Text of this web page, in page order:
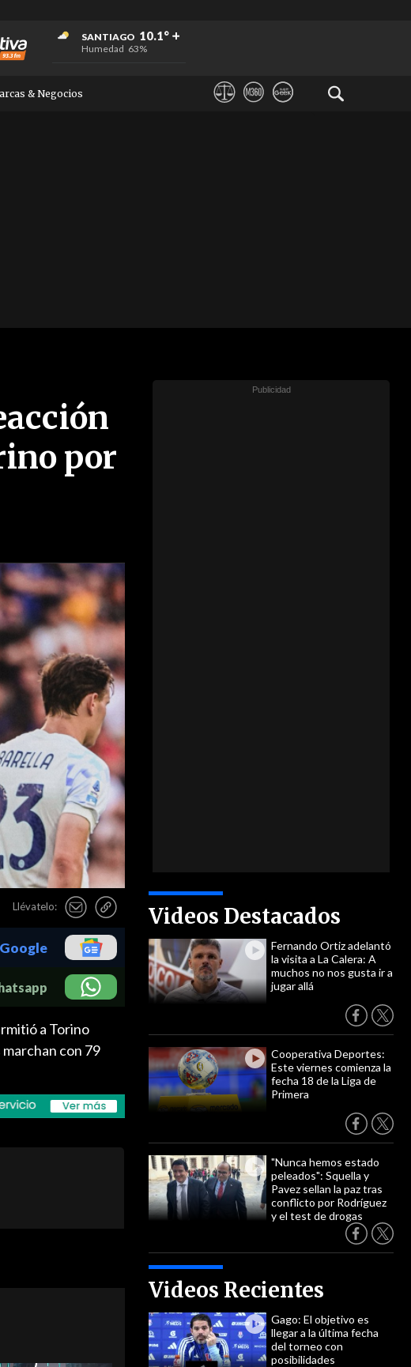
SANTIAGO 10.1°
Humedad 63%
+
+
+
& Negocios
por
Llévatelo: Videos Destacados
Fernando Ortiz adelantó
la visita a La Calera: A
muchos no nos gusta ir a
jugar allá
Cooperativa Deportes:
Este viernes comienza la
fecha 18 de la Liga de
Primera
"Nunca hemos estado
peleados": Squella y
Pavez sellan la paz tras
conflicto por Rodríguez
y el test de drogas
Videos Recientes
Gago: El objetivo es
llegar a la última fecha
del torneo con
posibilidades
Google
a Torino
con 79